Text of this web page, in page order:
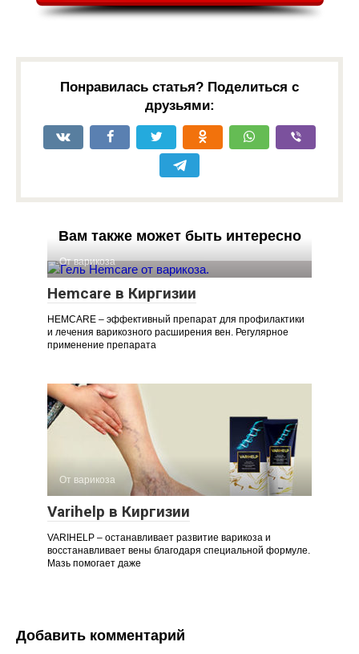
Понравилась статья? Поделиться с
друзьями:
Вам также может быть интересно
От варикоза
Hemcare в Киргизии
HEMCARE – эффективный препарат для профилактики
и лечения варикозного расширения вен. Регулярное
применение препарата
От варикоза
Varihelp в Киргизии
VARIHELP – останавливает развитие варикоза и
восстанавливает вены благодаря специальной формуле.
Мазь помогает даже
Добавить комментарий